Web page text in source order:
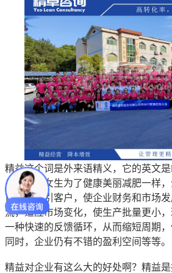
精益这个词是外来语精义，它的英文
身，就像女生为了健康美丽减肥一样
己更加吸引客户，使企业财务和市场
流，适应市场变化，使生产批量更小
一种快速的反馈循环，从而缩短周期
同时，企业仍有不错的盈利空间等等。
精益对企业有这么大的好处啊？精益